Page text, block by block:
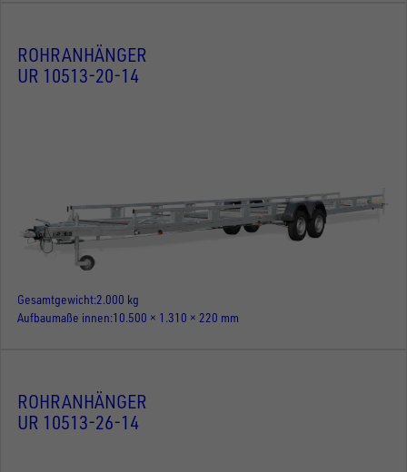
ROHRANHÄNGER
UR 10513-20-14
Gesamtgewicht 2.000 kg
Aufbaumaße innen 10.500 × 1.310 × 220 mm
ROHRANHÄNGER
UR 10513-26-14